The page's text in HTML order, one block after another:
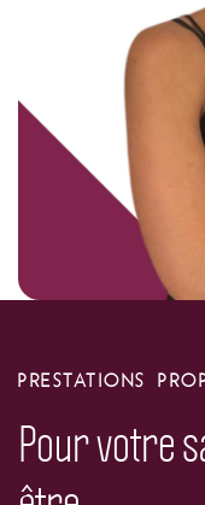
PRESTATIONS
Pour votre